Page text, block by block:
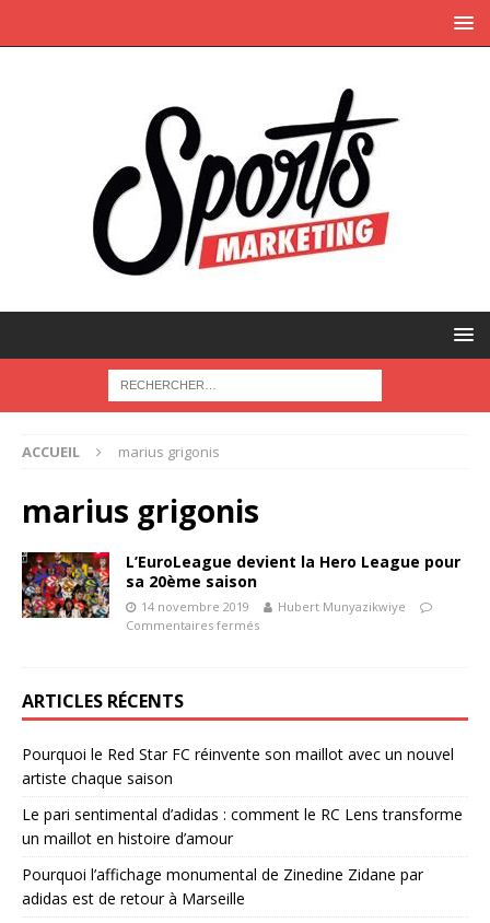
ACCUEIL marius grigonis
marius grigonis
L’EuroLeague devient la Hero League pour
sa 20ème saison
14 novembre 2019
Hubert Munyazikwiye
Commentaires fermés
ARTICLES RÉCENTS
Pourquoi le Red Star FC réinvente son maillot avec un nouvel
artiste chaque saison
Le pari sentimental d’adidas : comment le RC Lens transforme
un maillot en histoire d’amour
Pourquoi l’affichage monumental de Zinedine Zidane par
adidas est de retour à Marseille